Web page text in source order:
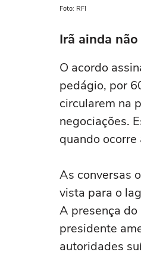
Foto: RFI
Irã ainda
O acordo
pedágio, por
circularem na
negociações.
quando
As conversas
vista para o
A presença
presidente
autoridades